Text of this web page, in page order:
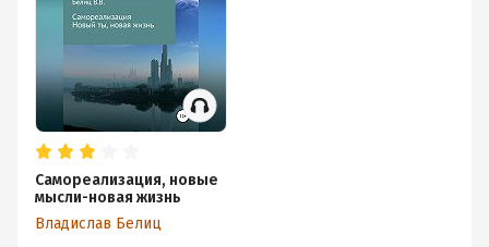
Самореализация, новые
мысли-новая жизнь
Владислав Белиц